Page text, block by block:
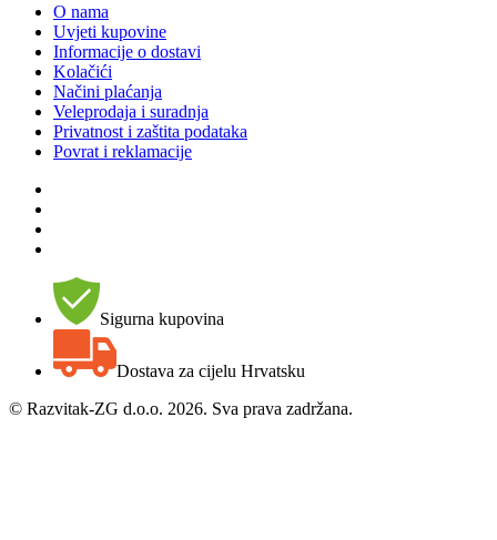
O nama
Uvjeti kupovine
Informacije o dostavi
Kolačići
Načini plaćanja
Veleprodaja i suradnja
Privatnost i zaštita podataka
Povrat i reklamacije
Sigurna kupovina
Dostava za cijelu Hrvatsku
© Razvitak-ZG d.o.o. 2026. Sva prava zadržana.